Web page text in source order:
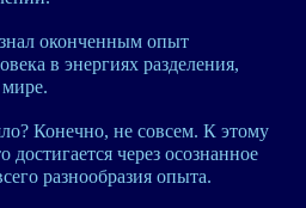
оконченным опыт
в энергиях разделения,
Конечно, не совсем. К этому
через осознанное
разнообразия опыта.